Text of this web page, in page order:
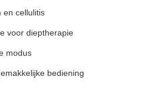
en cellulitis
voor dieptherapie
modus
bediening